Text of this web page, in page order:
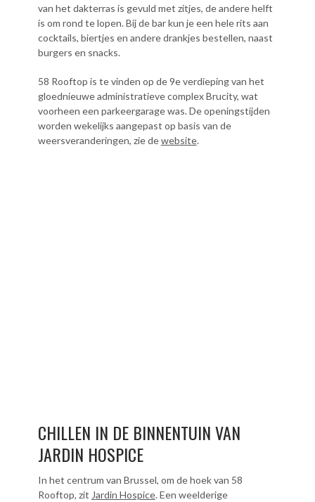
van het dakterras is gevuld met zitjes, de andere helft
is om rond te lopen. Bij de bar kun je een hele rits aan
cocktails, biertjes en andere drankjes bestellen, naast
burgers en snacks.
58 Rooftop is te vinden op de 9e verdieping van het
gloednieuwe administratieve complex Brucity, wat
voorheen een parkeergarage was. De openingstijden
worden wekelijks aangepast op basis van de
weersveranderingen, zie dewebsite.
CHILLEN IN DE BINNENTUIN VAN
JARDIN HOSPICE
In het centrum van Brussel, om de hoek van 58
Rooftop, zit Jardin Hospice. Een weelderige